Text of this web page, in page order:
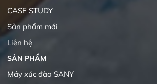
CASE STUDY
Sản phẩm mới
Liên hệ
SẢN PHẨM
Máy xúc đào SANY